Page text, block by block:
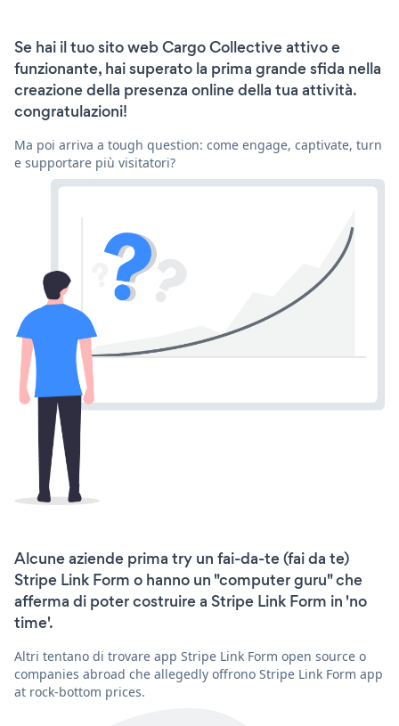
Se hai il tuo sito web Cargo Collective attivo e
funzionante, hai superato la prima grande sfida nella
creazione della presenza online della tua attività.
congratulazioni!
Ma poi arriva a tough question: come engage, captivate, turn
e supportare più visitatori?
Alcune aziende prima try un fai-da-te (fai da te)
Stripe Link Form o hanno un "computer guru" che
afferma di poter costruire a Stripe Link Form in 'no
time'.
Altri tentano di trovare app Stripe Link Form open source o
companies abroad che allegedly offrono Stripe Link Form app
at rock-bottom prices.